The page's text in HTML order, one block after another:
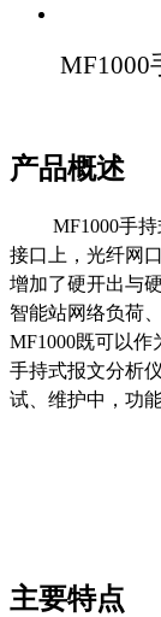
MF1000
产品概述
MF1000手
接口上，光纤网
增加了硬开出与
智能站网络负荷
MF1000既可以
手持式报文分析
试、维护中，功
主要特点